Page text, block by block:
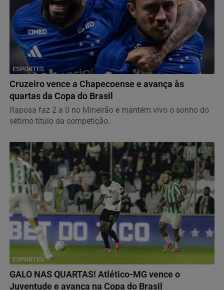
ESPORTES
Cruzeiro vence a Chapecoense e avança às
quartas da Copa do Brasil
Raposa faz 2 a 0 no Mineirão e mantém vivo o sonho do
sétimo título da competição.
ESPORTES
GALO NAS QUARTAS! Atlético-MG vence o
Juventude e avança na Copa do Brasil